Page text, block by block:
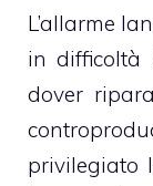
L’allarme
in difficoltà
dover
privilegiato